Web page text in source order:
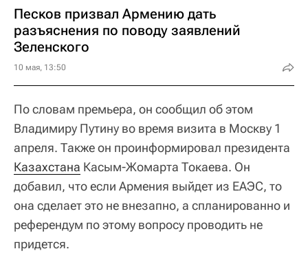
Песков призвал Армению дать
разъяснения по поводу заявлений
Зеленского
10 мая, 13:50
По словам премьера, он сообщил об этом
Владимиру Путину во время визита в Москву 1
апреля. Также он проинформировал президента
Казахстана Касым-Жомарта Токаева. Он
добавил, что если Армения выйдет из ЕАЭС, то
она сделает это не внезапно, а спланированно и
референдум по этому вопросу проводить не
придется.